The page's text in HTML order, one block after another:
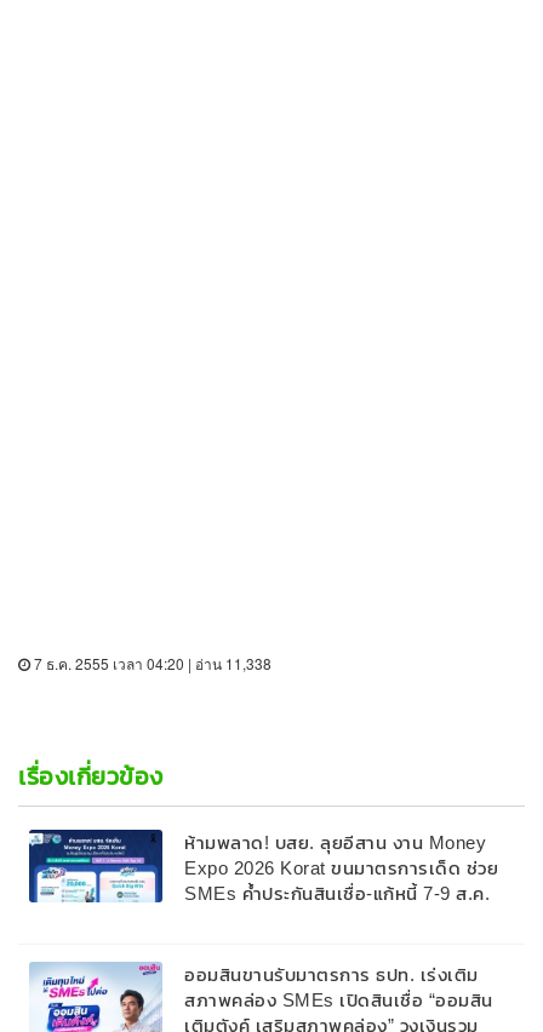
7 ธ.ค. 2555 เวลา 04:20 | อ่าน 11,338
เรื่องเกี่ยวข้อง
ห้ามพลาด! บสย. ลุยอีสาน งาน Money
Expo 2026 Korat ขนมาตรการเด็ด ช่วย
SMEs ค้ำประกันสินเชื่อ-แก้หนี้ 7-9 ส.ค.
ออมสินขานรับมาตรการ ธปท. เร่งเติม
สภาพคล่อง SMEs เปิดสินเชื่อ “ออมสิน
เติมตังค์ เสริมสภาพคล่อง” วงเงินรวม